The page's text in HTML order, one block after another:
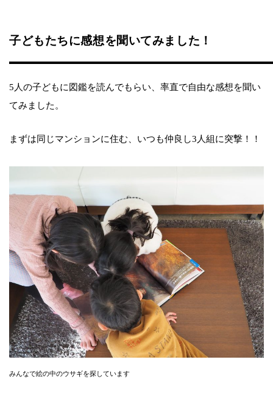
子どもたちに感想を聞いてみました！
5人の子どもに図鑑を読んでもらい、率直で自由な感想を聞い
てみました。
まずは同じマンションに住む、いつも仲良し3人組に突撃！！
みんなで絵の中のウサギを探しています